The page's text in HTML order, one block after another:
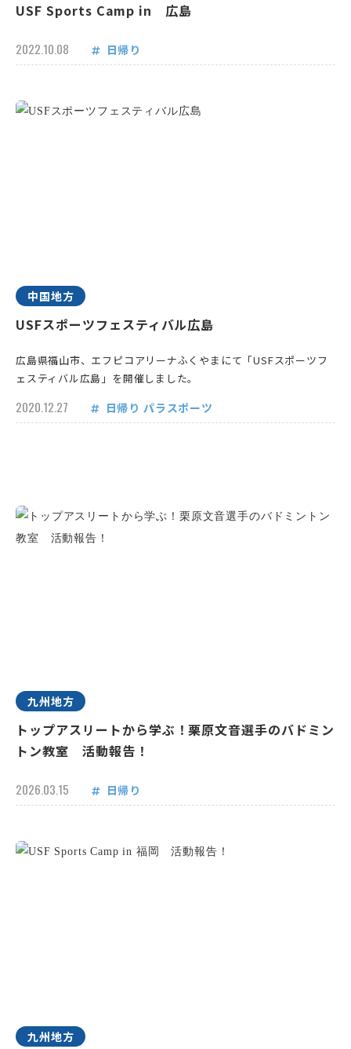
USF Sports Camp in 広島
2022.10.08 日帰り
中国地方
USFスポーツフェスティバル広島
広島県福山市、エフピコアリーナふくやまにて「USFスポーツフ
ェスティバル広島」を開催しました。
2020.12.27 日帰り パラスポーツ
九州地方
トップアスリートから学ぶ！栗原文音選手のバドミン
トン教室 活動報告！
2026.03.15 日帰り
九州地方